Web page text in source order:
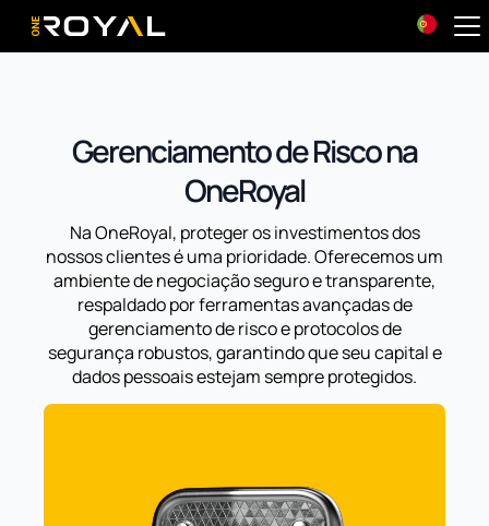
OneRoyal Home
Gerenciamento de Risco na
OneRoyal
Na OneRoyal, proteger os investimentos dos
nossos clientes é uma prioridade. Oferecemos um
ambiente de negociação seguro e transparente,
respaldado por ferramentas avançadas de
gerenciamento de risco e protocolos de
segurança robustos, garantindo que seu capital e
dados pessoais estejam sempre protegidos.